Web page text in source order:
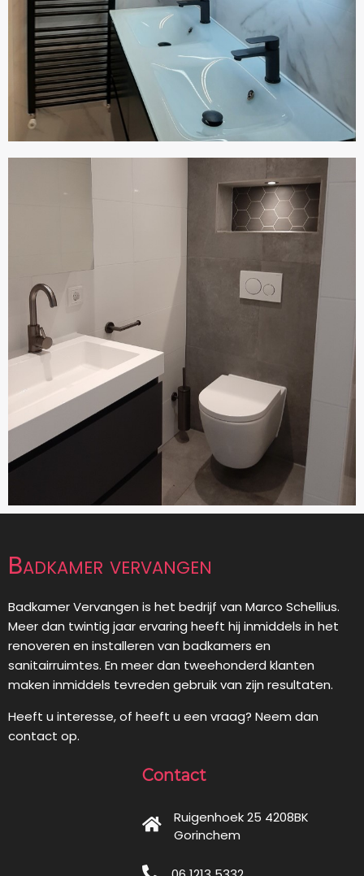
Badkamer vervangen
Badkamer Vervangen is het bedrijf van Marco Schellius.
Meer dan twintig jaar ervaring heeft hij inmiddels in het
renoveren en installeren van badkamers en
sanitairruimtes. En meer dan tweehonderd klanten
maken inmiddels tevreden gebruik van zijn resultaten.
Heeft u interesse, of heeft u een vraag? Neem dan
contact op.
Contact
Ruigenhoek 25 4208BK
Gorinchem